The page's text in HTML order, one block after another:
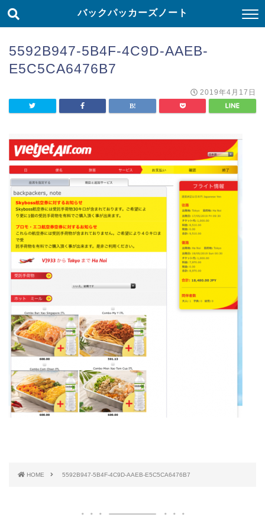
バックパッカーズノート
5592B947-5B4F-4C9D-AAEB-
E5C5CA6476B7
2019年4月17日
HOME 5592B947-5B4F-4C9D-AAEB-E5C5CA6476B7